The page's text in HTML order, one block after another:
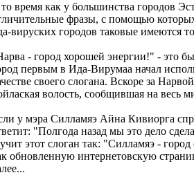
время как у большинства городов
фразы, с помощью
вируских городов таковые имеются
- город хорошей энергии!" - это
первым в Ида-Вирумаа начал
своего слогана. Вскоре за
волость, сообщившая на весь
у мэра Силламяэ Айна Кивиорга
"Полгода назад мы это дело
этот слоган так: "Силламяэ -
обновленную интернетовскую